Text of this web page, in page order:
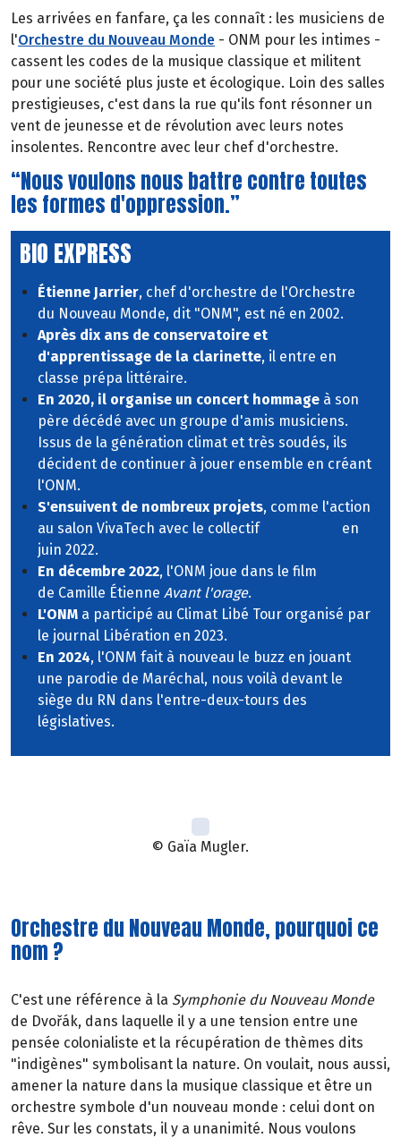
Les arrivées en fanfare, ça les connaît : les musiciens de
l'Orchestre du Nouveau Monde - ONM pour les intimes -
cassent les codes de la musique classique et militent
pour une société plus juste et écologique. Loin des salles
prestigieuses, c'est dans la rue qu'ils font résonner un
vent de jeunesse et de révolution avec leurs notes
insolentes. Rencontre avec leur chef d'orchestre.
“Nous voulons nous battre contre toutes
les formes d'oppression.”
BIO EXPRESS
Étienne Jarrier, chef d'orchestre de l'Orchestre
du Nouveau Monde, dit "ONM", est né en 2002.
Après dix ans de conservatoire et
d'apprentissage de la clarinette, il entre en
classe prépa littéraire.
En 2020, il organise un concert hommage à son
père décédé avec un groupe d'amis musiciens.
Issus de la génération climat et très soudés, ils
décident de continuer à jouer ensemble en créant
l'ONM.
S'ensuivent de nombreux projets, comme l'action
au salon VivaTech avec le collectif
en
juin 2022.
En décembre 2022, l'ONM joue dans le film
de Camille Étienne Avant l'orage.
L'ONM a participé au Climat Libé Tour organisé par
le journal Libération en 2023.
En 2024, l'ONM fait à nouveau le buzz en jouant
une parodie de Maréchal, nous voilà devant le
siège du RN dans l'entre-deux-tours des
législatives.
© Gaïa Mugler.
Orchestre du Nouveau Monde, pourquoi ce
nom ?
C'est une référence à la Symphonie du Nouveau Monde
de Dvořák, dans laquelle il y a une tension entre une
pensée colonialiste et la récupération de thèmes dits
"indigènes" symbolisant la nature. On voulait, nous aussi,
amener la nature dans la musique classique et être un
orchestre symbole d'un nouveau monde : celui dont on
rêve. Sur les constats, il y a unanimité. Nous voulons